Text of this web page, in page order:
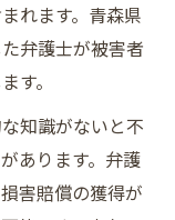
れます。青森県
弁護士が被害者
す。
知識がないと不
あります。弁護
害賠償の獲得が